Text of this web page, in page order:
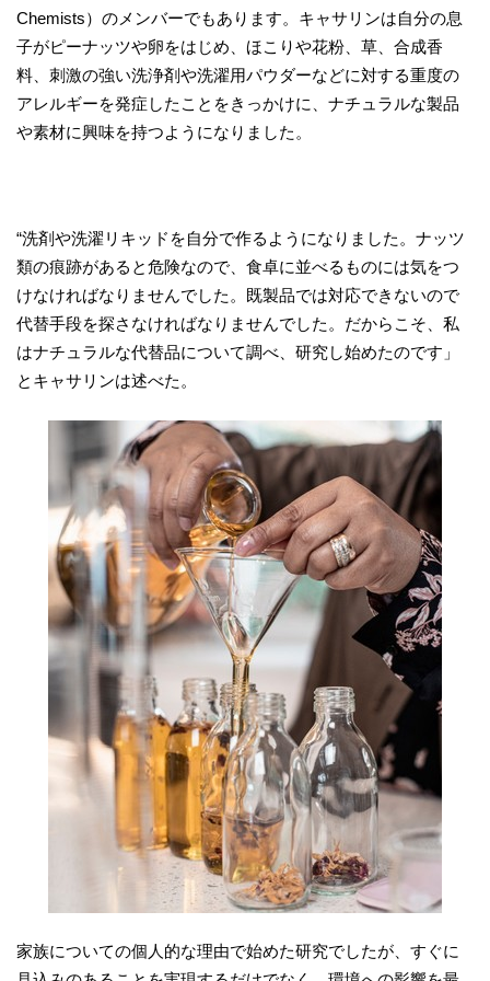
Chemists）のメンバーでもあります。キャサリンは自分の息
子がピーナッツや卵をはじめ、ほこりや花粉、草、合成香
料、刺激の強い洗浄剤や洗濯用パウダーなどに対する重度の
アレルギーを発症したことをきっかけに、ナチュラルな製品
や素材に興味を持つようになりました。
“洗剤や洗濯リキッドを自分で作るようになりました。ナッツ
類の痕跡があると危険なので、食卓に並べるものには気をつ
けなければなりませんでした。既製品では対応できないので
代替手段を探さなければなりませんでした。だからこそ、私
はナチュラルな代替品について調べ、研究し始めたのです」
とキャサリンは述べた。
家族についての個人的な理由で始めた研究でしたが、すぐに